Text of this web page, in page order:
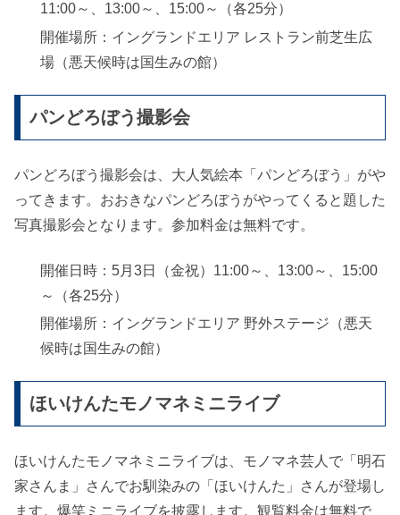
11:00～、13:00～、15:00～（各25分）
開催場所：イングランドエリア レストラン前芝生広
場（悪天候時は国生みの館）
パンどろぼう撮影会
パンどろぼう撮影会は、大人気絵本「パンどろぼう」がや
ってきます。おおきなパンどろぼうがやってくると題した
写真撮影会となります。参加料金は無料です。
開催日時：5月3日（金祝）11:00～、13:00～、15:00
～（各25分）
開催場所：イングランドエリア 野外ステージ（悪天
候時は国生みの館）
ほいけんたモノマネミニライブ
ほいけんたモノマネミニライブは、モノマネ芸人で「明石
家さんま」さんでお馴染みの「ほいけんた」さんが登場し
ます。爆笑ミニライブを披露します。観覧料金は無料で